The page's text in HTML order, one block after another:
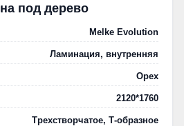
под дерево
Melke Evolution
Ламинация, внутренняя
Орех
2120*1760
Трехстворчатое, Т-образное